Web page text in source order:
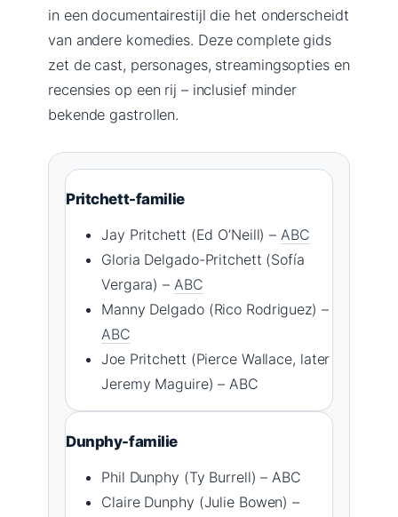
in een documentairestijl die het onderscheidt
van andere komedies. Deze complete gids
zet de cast, personages, streamingsopties en
recensies op een rij – inclusief minder
bekende gastrollen.
Pritchett-familie
Jay Pritchett (Ed O’Neill) –ABC
Gloria Delgado-Pritchett (Sofía
Vergara) – ABC
Manny Delgado (Rico Rodriguez) –
ABC
Joe Pritchett (Pierce Wallace, later
Jeremy Maguire) – ABC
Dunphy-familie
Phil Dunphy (Ty Burrell) – ABC
Claire Dunphy (Julie Bowen) –